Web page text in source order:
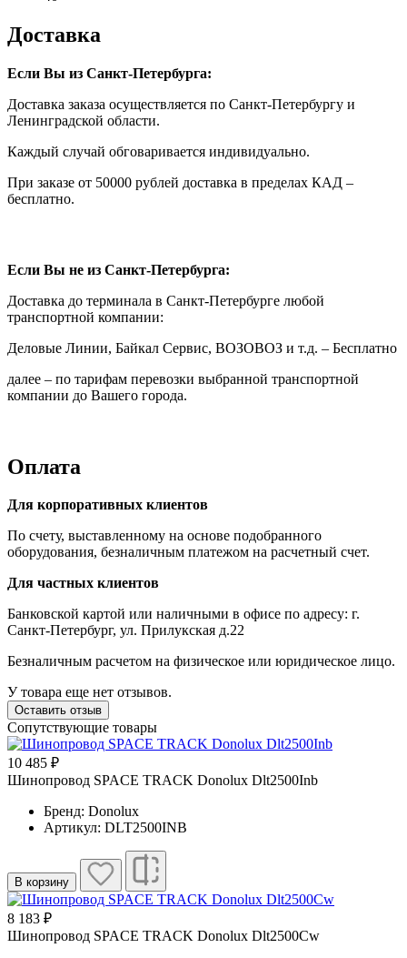
Доставка
Если Вы из Санкт-Петербурга:
Доставка заказа осуществляется по Санкт-Петербургу и
Ленинградской области.
Каждый случай обговаривается индивидуально.
При заказе от 50000 рублей доставка в пределах КАД –
бесплатно.
Если Вы не из Санкт-Петербурга:
Доставка до терминала в Санкт-Петербурге любой
транспортной компании:
Деловые Линии, Байкал Сервис, ВОЗОВОЗ и т.д. – Бесплатно
далее – по тарифам перевозки выбранной транспортной
компании до Вашего города.
Оплата
Для корпоративных клиентов
По счету, выставленному на основе подобранного
оборудования, безналичным платежом на расчетный счет.
Для частных клиентов
Банковской картой или наличными в офисе по адресу: г.
Санкт-Петербург, ул. Прилукская д.22
Безналичным расчетом на физическое или юридическое лицо.
У товара еще нет отзывов.
Оставить отзыв
Сопутствующие товары
10 485 ₽
Шинопровод SPACE TRACK Donolux Dlt2500Inb
Бренд: Donolux
Артикул: DLT2500INB
В корзину
8 183 ₽
Шинопровод SPACE TRACK Donolux Dlt2500Cw